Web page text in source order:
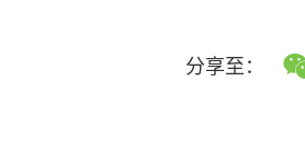
分享至：